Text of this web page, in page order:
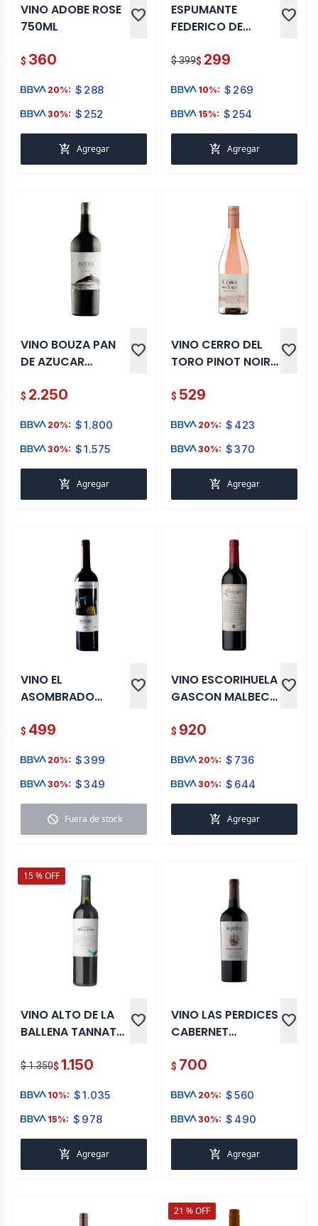
VINO ADOBE ROSE
750ML
favorite
$ 360
20%: $ 288
30%: $ 252
add_shopping_cart Agregar
ESPUMANTE
FEDERICO DE
ML
favorite
$ 399$ 299
10%: $ 269
15%: $ 254
add_shopping_cart Agregar
VINO BOUZA PAN
DE AZUCAR
favorite
$ 2.250
20%: $1.800
30%: $1.575
add_shopping_cart Agregar
VINO CERRO DEL
TORO PINOT NOIR
favorite
$ 529
20%: $ 423
30%: $370
add_shopping_cart Agregar
VINO EL
ASOMBRADO
favorite
$ 499
20%: $399
30%: $349
block Fuera de stock
VINO ESCORIHUELA
GASCON MALBEC
favorite
$ 920
20%: $ 736
30%: $ 644
add_shopping_cart Agregar
15 % OFF
VINO ALTO DE LA
BALLENA TANNAT
favorite
$ 1.350$ 1.150
10%: $1.035
15%: $ 978
add_shopping_cart Agregar
VINO LAS PERDICES
CABERNET
ML
favorite
$ 700
20%: $560
30%: $ 490
add_shopping_cart Agregar
21 % OFF